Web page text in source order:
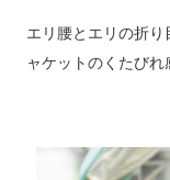
エリ腰とエリの折
ャケットのくたびれ